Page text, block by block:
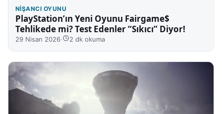
NIŞANCI OYUNU
PlayStation’ın Yeni Oyunu Fairgame$
Tehlikede mi? Test Edenler “Sıkıcı” Diyor!
29 Nisan 2026· 2 dk okuma